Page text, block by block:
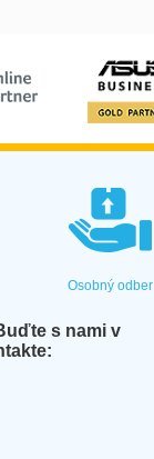
Osobný odber
s nami v